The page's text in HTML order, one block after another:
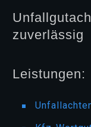
zuverlässig
Leistungen: